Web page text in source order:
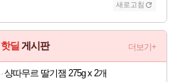
새로고침
핫딜 게시판 더보기+
샹따무르 딸기잼 275g x 2개